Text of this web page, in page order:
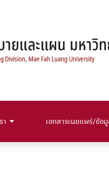
า เอกสารเผยแพร่/ข้อ